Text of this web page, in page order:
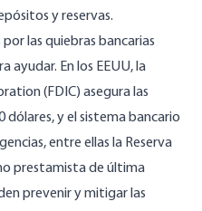
y reservas.
las quiebras bancarias
ayudar. En los EEUU, la
(FDIC) asegura las
dólares, y el sistema bancario
entre ellas la Reserva
prestamista de última
prevenir y mitigar las